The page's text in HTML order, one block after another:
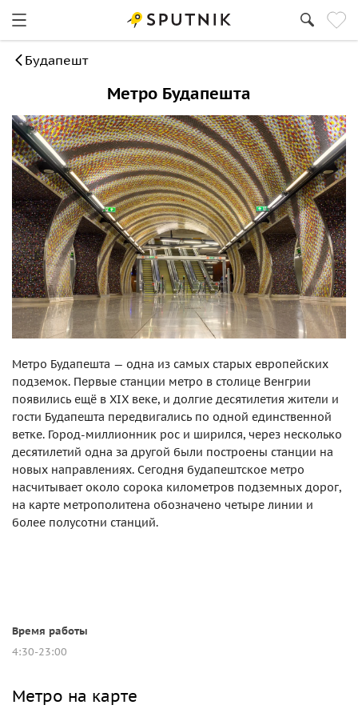
Будапешт
Метро Будапешта
Метро Будапешта — одна из самых старых европейских
подземок. Первые станции метро в столице Венгрии
появились ещё в XIX веке, и долгие десятилетия жители и
гости Будапешта передвигались по одной единственной
ветке. Город-миллионник рос и ширился, через несколько
десятилетий одна за другой были построены станции на
новых направлениях. Сегодня будапештское метро
насчитывает около сорока километров подземных дорог,
на карте метрополитена обозначено четыре линии и
более полусотни станций.
Время работы
4:30-23:00
Метро на карте